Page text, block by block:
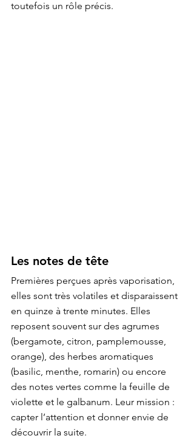
toutefois un rôle précis.
Les notes de tête
Premières perçues après vaporisation,
elles sont très volatiles et disparaissent
en quinze à trente minutes. Elles
reposent souvent sur des agrumes
(bergamote, citron, pamplemousse,
orange), des herbes aromatiques
(basilic, menthe, romarin) ou encore
des notes vertes comme la feuille de
violette et le galbanum. Leur mission :
capter l’attention et donner envie de
découvrir la suite.